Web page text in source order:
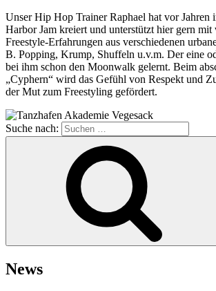
Unser Hip Hop Trainer Raphael hat vor Jahren
Harbor Jam kreiert und unterstützt hier gern mit
Freestyle-Erfahrungen aus verschiedenen
B. Popping, Krump, Shuffeln u.v.m. Der eine
bei ihm schon den Moonwalk gelernt. Beim
„Cyphern“ wird das Gefühl von Respekt und
der Mut zum Freestyling gefördert.
Suche nach:
News